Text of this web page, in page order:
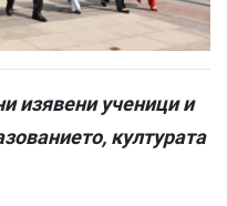
изявени ученици и
културата